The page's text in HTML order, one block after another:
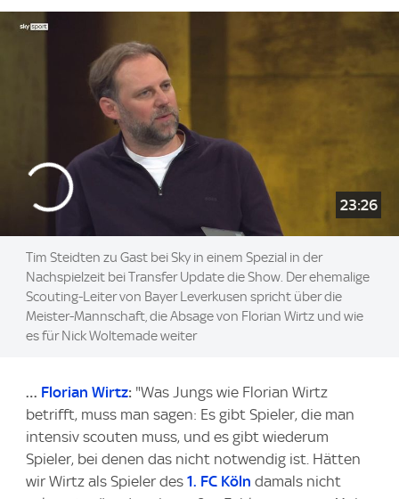
23:26
Tim Steidten zu Gast bei Sky in einem Spezial in der
Nachspielzeit bei Transfer Update die Show. Der ehemalige
Scouting-Leiter von Bayer Leverkusen spricht über die
Meister-Mannschaft, die Absage von Florian Wirtz und wie
es für Nick Woltemade weiter
… Florian Wirtz: "Was Jungs wie Florian Wirtz
betrifft, muss man sagen: Es gibt Spieler, die man
intensiv scouten muss, und es gibt wiederum
Spieler, bei denen das nicht notwendig ist. Hätten
wir Wirtz als Spieler des 1. FC Köln damals nicht